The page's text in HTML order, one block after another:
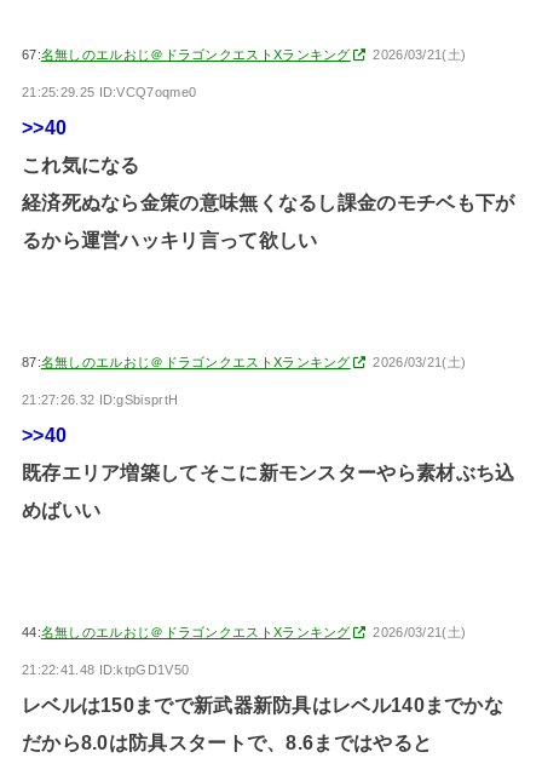
67:名無しのエルおじ＠ドラゴンクエストXランキング 2026/03/21(土)
21:25:29.25 ID:VCQ7oqme0
>>40
これ気になる
経済死ぬなら金策の意味無くなるし課金のモチベも下が
るから運営ハッキリ言って欲しい
87:名無しのエルおじ＠ドラゴンクエストXランキング 2026/03/21(土)
21:27:26.32 ID:gSbisprtH
>>40
既存エリア増築してそこに新モンスターやら素材ぶち込
めばいい
44:名無しのエルおじ＠ドラゴンクエストXランキング 2026/03/21(土)
21:22:41.48 ID:ktpGD1V50
レベルは150までで新武器新防具はレベル140までかな
だから8.0は防具スタートで、8.6まではやると